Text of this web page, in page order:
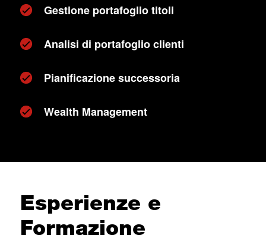
Gestione portafoglio titoli
Analisi di portafoglio clienti
Pianificazione successoria
Wealth Management
Esperienze e
Formazione